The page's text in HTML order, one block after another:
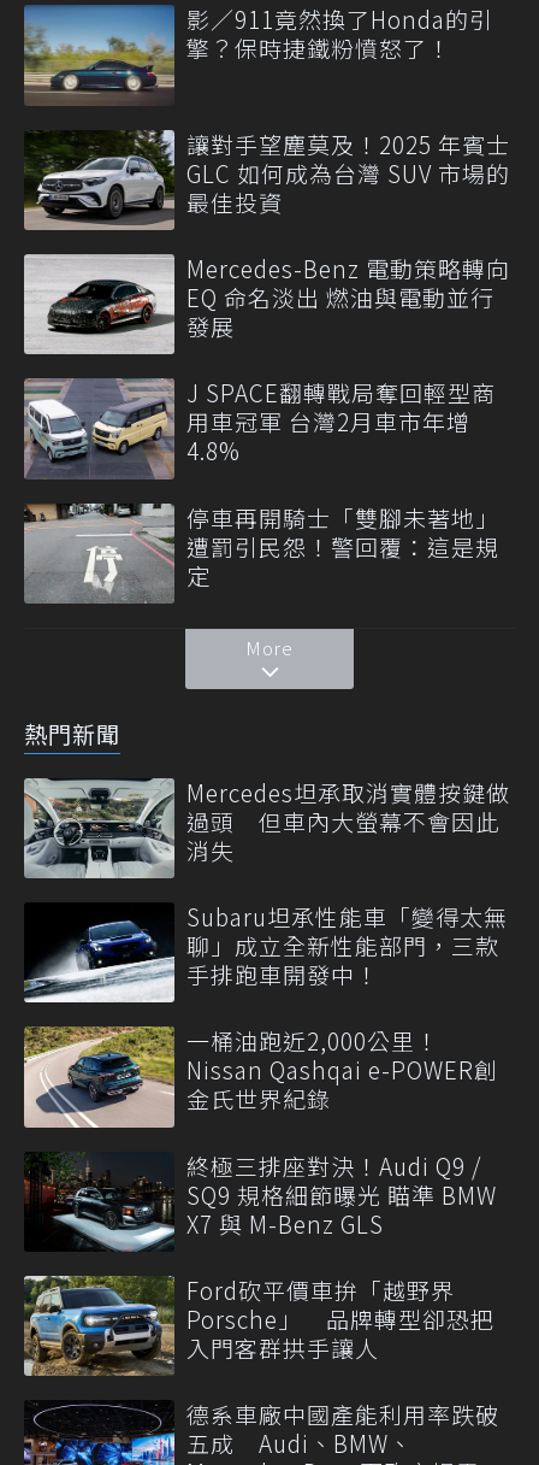
影／911竟然換了Honda的引
擎？保時捷鐵粉憤怒了！
讓對手望塵莫及！2025 年賓士
GLC 如何成為台灣 SUV 市場的
最佳投資
Mercedes-Benz 電動策略轉向
EQ 命名淡出 燃油與電動並行
發展
J SPACE翻轉戰局奪回輕型商
用車冠軍 台灣2月車市年增
4.8%
停車再開騎士「雙腳未著地」
遭罰引民怨！警回覆：這是規
定
More
熱門新聞
Mercedes坦承取消實體按鍵做
過頭 但車內大螢幕不會因此
消失
Subaru坦承性能車「變得太無
聊」成立全新性能部門，三款
手排跑車開發中！
一桶油跑近2,000公里！
Nissan Qashqai e-POWER創
金氏世界紀錄
終極三排座對決！Audi Q9 /
SQ9 規格細節曝光 瞄準 BMW
X7 與 M-Benz GLS
Ford砍平價車拚「越野界
Porsche」 品牌轉型卻恐把
入門客群拱手讓人
德系車廠中國產能利用率跌破
五成 Audi、BMW、